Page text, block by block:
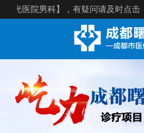
医院男科】，有疑问请及时点击【